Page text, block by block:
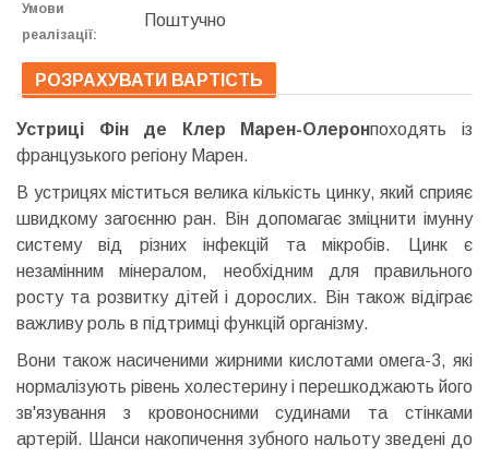
Умови
реалізації:
Поштучно
РОЗРАХУВАТИ ВАРТІСТЬ
Устриці Фін де Клер Марен-Олеронпоходять із
французького регіону Марен.
В устрицях міститься велика кількість цинку, який сприяє
швидкому загоєнню ран. Він допомагає зміцнити імунну
систему від різних інфекцій та мікробів. Цинк є
незамінним мінералом, необхідним для правильного
росту та розвитку дітей і дорослих. Він також відіграє
важливу роль в підтримці функцій організму.
Вони також насиченими жирними кислотами омега-3, які
нормалізують рівень холестерину і перешкоджають його
зв'язування з кровоносними судинами та стінками
артерій. Шанси накопичення зубного нальоту зведені до